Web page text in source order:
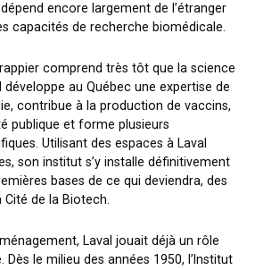
encore largement de l’étranger
capacités de recherche biomédicale.
comprend très tôt que la science
au Québec une expertise de
contribue à la production de vaccins,
publique et forme plusieurs
Utilisant des espaces à Laval
son institut s’y installe définitivement
bases de ce qui deviendra, des
de la Biotech.
Laval jouait déjà un rôle
le milieu des années 1950, l’Institut